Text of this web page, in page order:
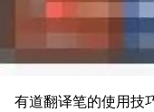
有道翻译笔的使用技